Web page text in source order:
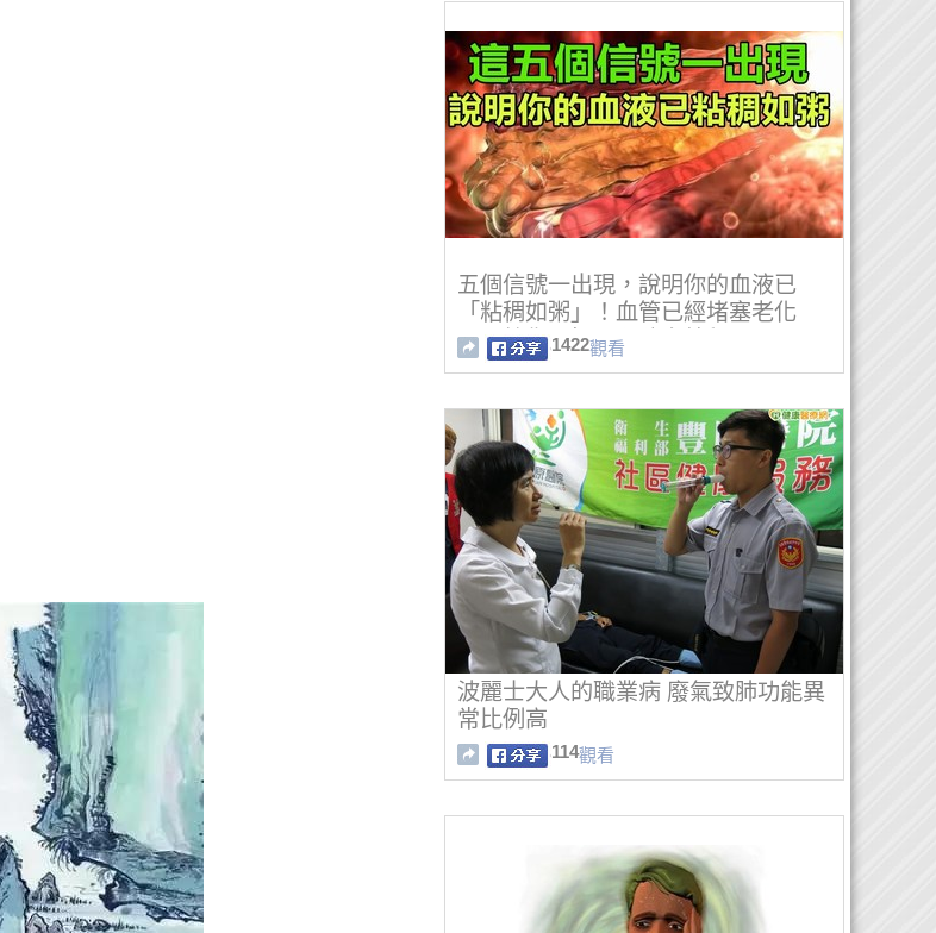
五個信號一出現，說明你的血液已
「粘稠如粥」！血管已經堵塞老化
了！教你五招。預防血粘稠！
1422觀看
波麗士大人的職業病 廢氣致肺功能異
常比例高
114觀看